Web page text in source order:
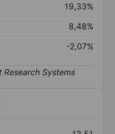
19,33%
8,48%
-2,07%